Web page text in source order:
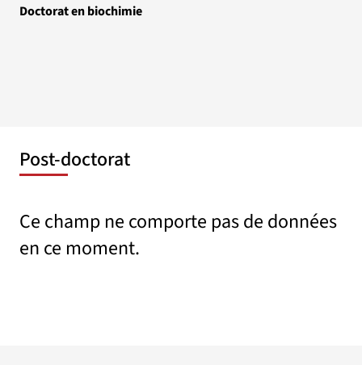
Doctorat en biochimie
Post-doctorat
Ce champ ne comporte pas de données
en ce moment.